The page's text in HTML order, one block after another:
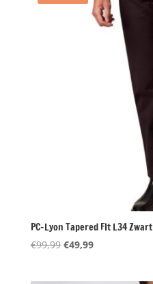
PC-Lyon Tapered FIt L34 Zwart
€99,99 Oorspronkelijke
€49,99Huidige